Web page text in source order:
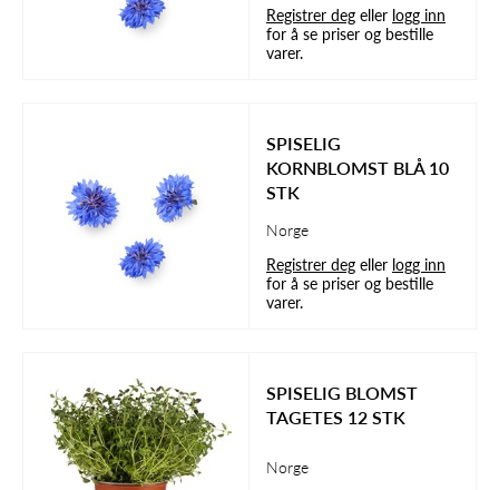
Registrer deg eller logg inn
for å se priser og bestille
varer.
SPISELIG
KORNBLOMST BLÅ 10
STK
Norge
Registrer deg eller logg inn
for å se priser og bestille
varer.
SPISELIG BLOMST
TAGETES 12 STK
Norge